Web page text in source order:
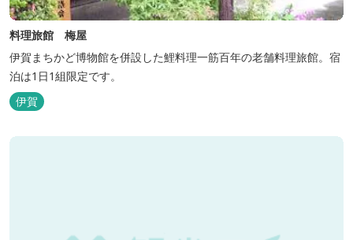
料理旅館 梅屋
伊賀まちかど博物館を併設した鯉料理一筋百年の老舗料理旅館。宿
泊は1日1組限定です。
伊賀